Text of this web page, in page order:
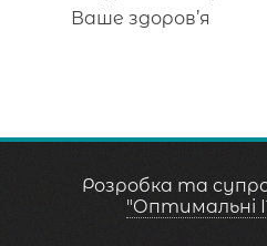
Розробка та
"Оптимальні